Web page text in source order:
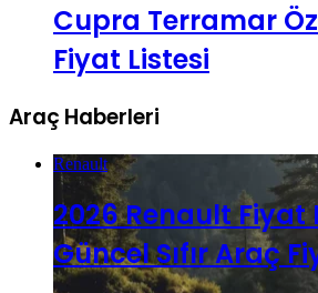
Cupra Terramar
Fiyat Listesi
Araç Haberleri
Renault
2026 Renault Fiyat
Güncel Sıfır Araç